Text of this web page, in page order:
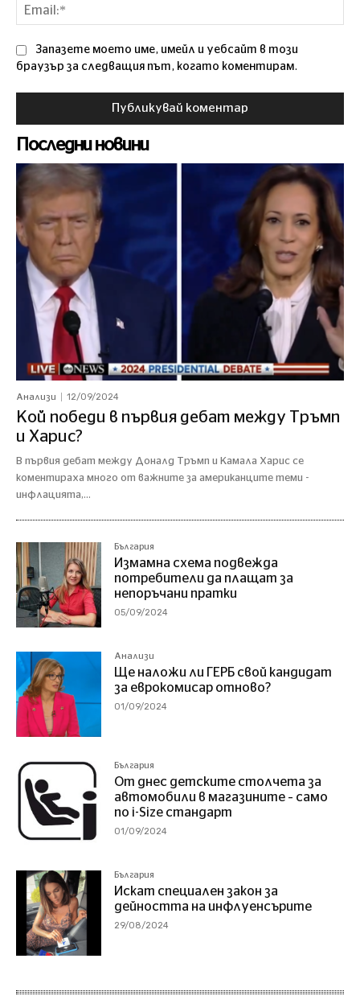
Запазете моето име, имейл и уебсайт в този
браузър за следващия път, когато коментирам.
Последни новини
Анализи 12/09/2024
Кой победи в първия дебат между Тръмп
и Харис?
В първия дебат между Доналд Тръмп и Камала Харис се
коментираха много от важните за американците теми -
инфлацията,...
България
Измамна схема подвежда
потребители да плащат за
непоръчани пратки
05/09/2024
Анализи
Ще наложи ли ГЕРБ свой кандидат
за еврокомисар отново?
01/09/2024
България
От днес детските столчета за
автомобили в магазините – само
по i-Size стандарт
01/09/2024
България
Искат специален закон за
дейността на инфлуенсърите
29/08/2024